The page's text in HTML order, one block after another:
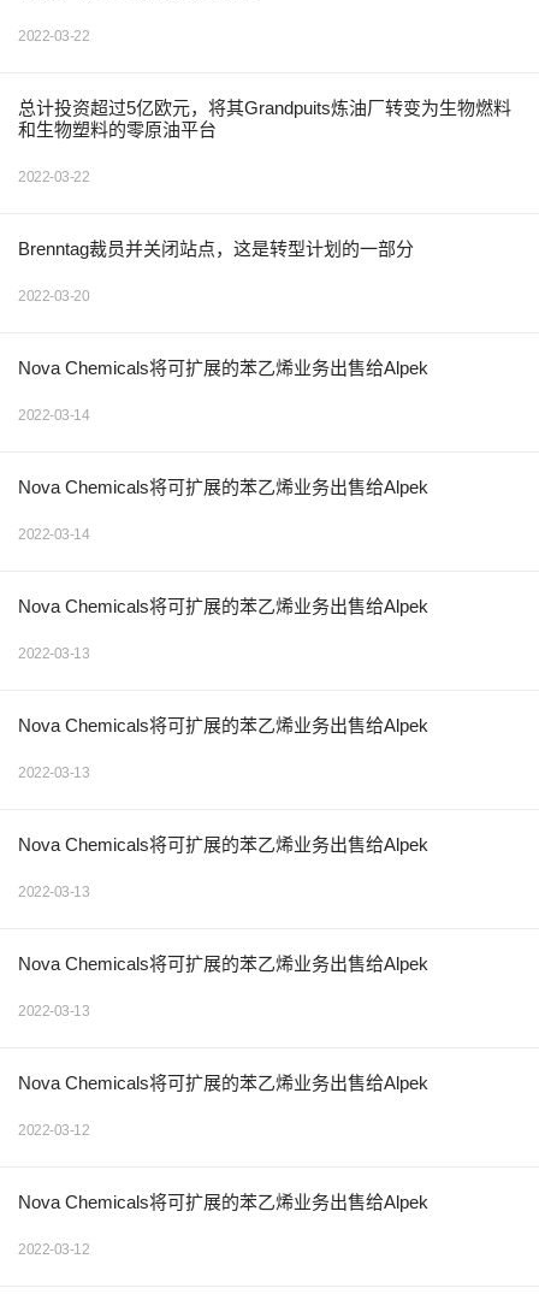
2022-03-22
总计投资超过5亿欧元，将其Grandpuits炼油厂转变为生物燃料
和生物塑料的零原油平台
2022-03-22
Brenntag裁员并关闭站点，这是转型计划的一部分
2022-03-20
Nova Chemicals将可扩展的苯乙烯业务出售给Alpek
2022-03-14
Nova Chemicals将可扩展的苯乙烯业务出售给Alpek
2022-03-14
Nova Chemicals将可扩展的苯乙烯业务出售给Alpek
2022-03-13
Nova Chemicals将可扩展的苯乙烯业务出售给Alpek
2022-03-13
Nova Chemicals将可扩展的苯乙烯业务出售给Alpek
2022-03-13
Nova Chemicals将可扩展的苯乙烯业务出售给Alpek
2022-03-13
Nova Chemicals将可扩展的苯乙烯业务出售给Alpek
2022-03-12
Nova Chemicals将可扩展的苯乙烯业务出售给Alpek
2022-03-12